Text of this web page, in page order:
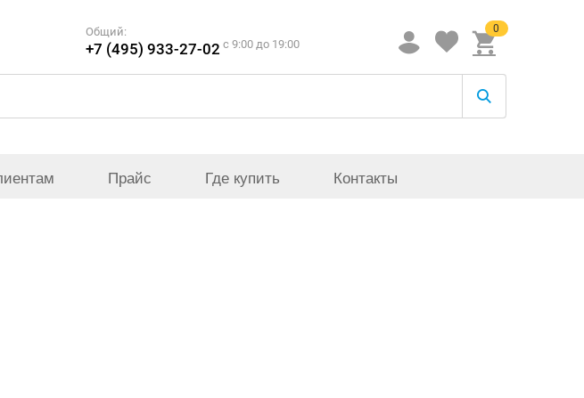
Общий:
+7 (495) 933-27-02 c 9:00 до 19:00
0
Прайс Где купить Контакты